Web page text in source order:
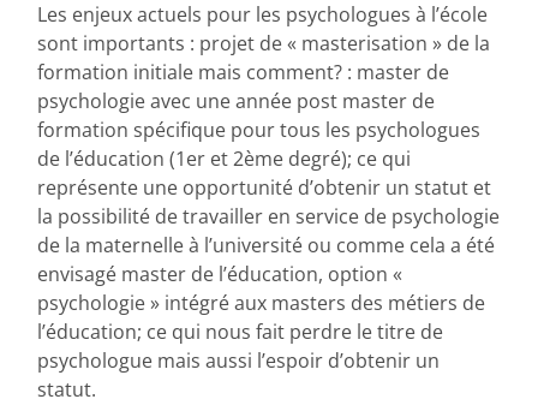
Les enjeux actuels pour les psychologues à l’école
sont importants : projet de « masterisation » de la
formation initiale mais comment? : master de
psychologie avec une année post master de
formation spécifique pour tous les psychologues
de l’éducation (1er et 2ème degré); ce qui
représente une opportunité d’obtenir un statut et
la possibilité de travailler en service de psychologie
de la maternelle à l’université ou comme cela a été
envisagé master de l’éducation, option «
psychologie » intégré aux masters des métiers de
l’éducation; ce qui nous fait perdre le titre de
psychologue mais aussi l’espoir d’obtenir un
statut.